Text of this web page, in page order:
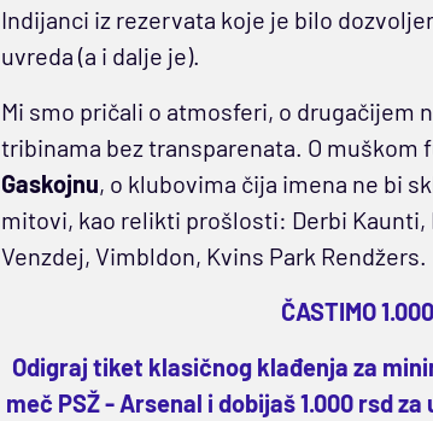
Indijanci iz rezervata koje je bilo
uvreda (a i dalje je).
Mi smo pričali o atmosferi, o drugačijem
tribinama bez transparenata. O muškom
Gaskojnu, o klubovima čija imena ne bi
mitovi, kao relikti prošlosti: Derbi
Venzdej, Vimbldon, Kvins Park Rendžers.
ČASTIMO
Odigraj tiket klasičnog klađenja za
meč PSŽ - Arsenal i dobijaš 1.000 rsd